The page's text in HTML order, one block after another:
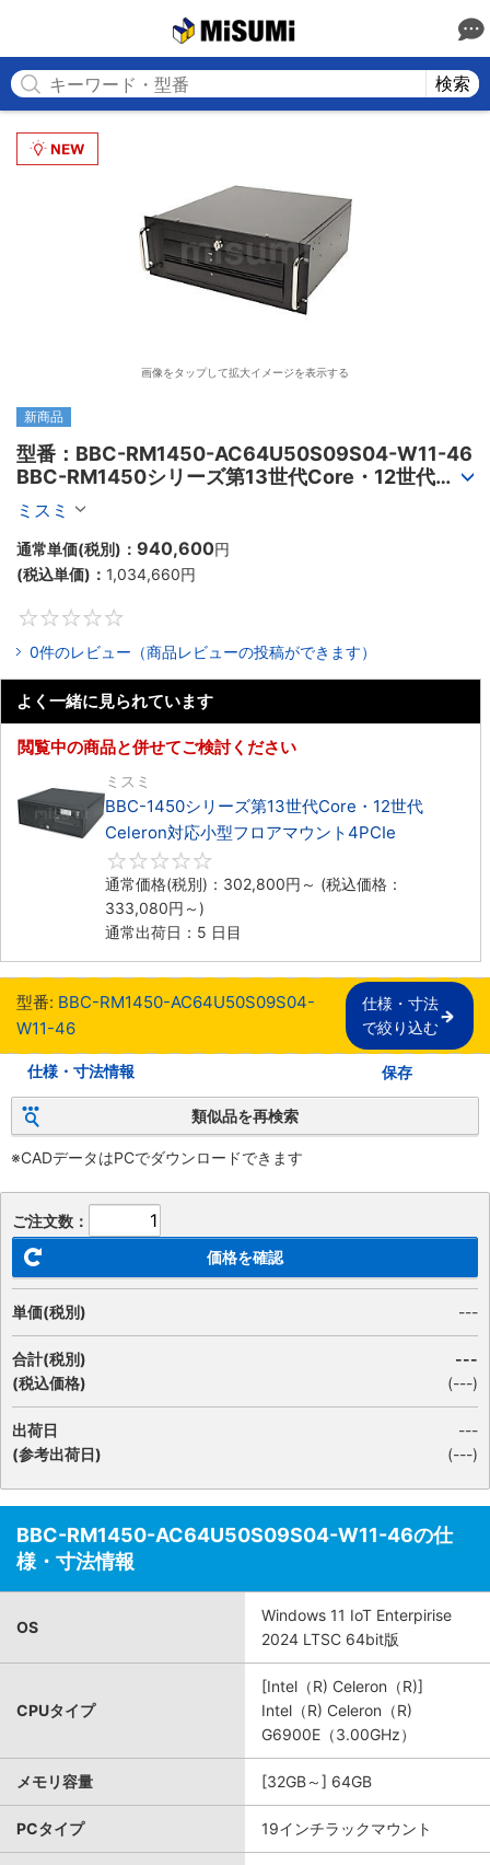
検索
画像をタップして拡大イメージを表示する
新商品
型番：BBC-RM1450-AC64U50S09S04-W11-46
BBC-RM1450シリーズ第13世代Core・12世代
Celeron対応ラックマウント4PCIe
ミスミ
通常単価(税別)： 940,600円
(税込単価)： 1,034,660円
0件のレビュー（商品レビューの投稿ができます）
よく一緒に見られています
閲覧中の商品と併せてご検討ください
ミスミ
BBC-1450シリーズ第13世代Core・12世代
Celeron対応小型フロアマウント4PCIe
通常価格(税別)： 302,800円 ～ (税込価格：
333,080円 ～)
通常出荷日：5 日目
型番: BBC-RM1450-AC64U50S09S04-
W11-46
仕様・寸法
で絞り込む
仕様・寸法情報 保存
類似品を再検索
※CADデータはPCでダウンロードできます
ご注文数：
価格を確認
単価(税別) ---
合計(税別)
(税込価格)
---
(---)
出荷日
(参考出荷日)
---
(---)
BBC-RM1450-AC64U50S09S04-W11-46の仕
様・寸法情報
OS
Windows 11 IoT Enterpirise
2024 LTSC 64bit版
CPUタイプ
[Intel（R) Celeron（R)]
Intel（R) Celeron（R)
G6900E（3.00GHz）
メモリ容量 [32GB～] 64GB
PCタイプ 19インチラックマウント